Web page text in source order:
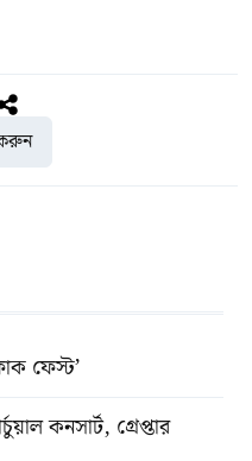
করুন
ফেস্ট’
কনসার্ট, গ্রেপ্তার